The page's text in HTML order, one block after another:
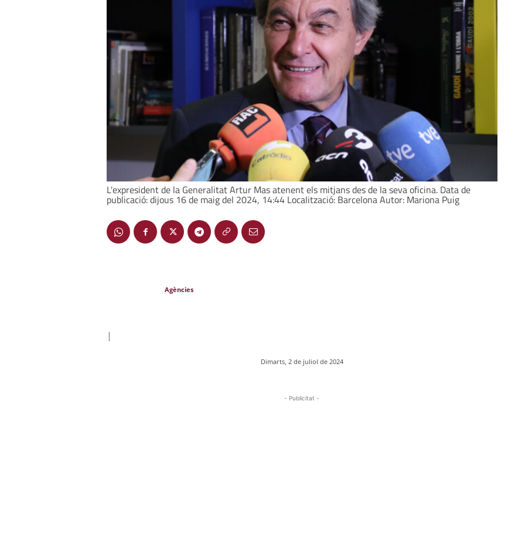
L'expresident de la Generalitat Artur Mas atenent els mitjans des de la seva oficina. Data de
publicació: dijous 16 de maig del 2024, 14:44 Localització: Barcelona Autor: Mariona Puig
Agències
|
Dimarts, 2 de juliol de 2024
- Publicitat -